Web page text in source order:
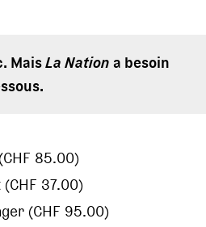
MaisLa Nationa besoin
85.00)
37.00)
(CHF 95.00)